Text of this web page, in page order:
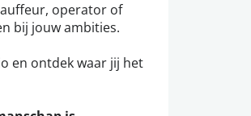
operator of
bij jouw ambities.
en ontdek waar jij het